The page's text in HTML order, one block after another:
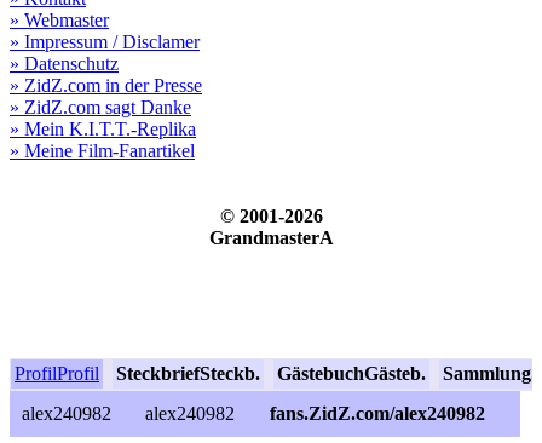
» Webmaster
» Impressum / Disclamer
» Datenschutz
» ZidZ.com in der Presse
» ZidZ.com sagt Danke
» Mein K.I.T.T.-Replika
» Meine Film-Fanartikel
© 2001-2026
GrandmasterA
ProfilProfil SteckbriefSteckb. GästebuchGästeb. Sammlung
alex240982
alex240982 fans.ZidZ.com/alex240982